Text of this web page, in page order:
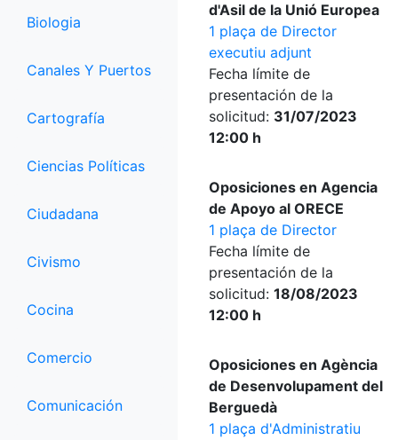
Biologia
Canales Y Puertos
Cartografía
Ciencias Políticas
Ciudadana
Civismo
Cocina
Comercio
Comunicación
d'Asil de la Unió Europea
1 plaça de Director
executiu adjunt
Fecha límite de
presentación de la
solicitud: 31/07/2023
12:00 h
Oposiciones en Agencia
de Apoyo al ORECE
1 plaça de Director
Fecha límite de
presentación de la
solicitud: 18/08/2023
12:00 h
Oposiciones en Agència
de Desenvolupament del
Berguedà
1 plaça d'Administratiu